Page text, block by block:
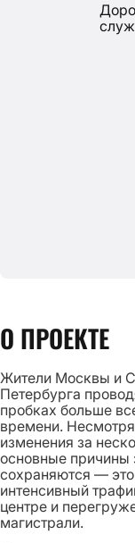
О ПРОЕКТЕ
Жители Москвы и
Петербурга
пробках больше
времени.
изменения за
основные причины
сохраняются — это
интенсивный
центре и
магистрали.